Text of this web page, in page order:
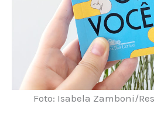
Foto: Isabela Zamboni/